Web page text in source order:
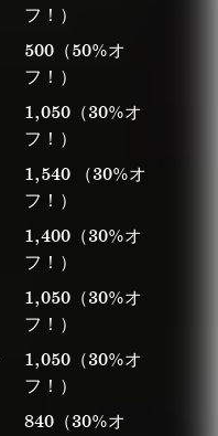
フ！）
500（50%オ
フ！）
1,050（30%オ
フ！）
1,540 （30%オ
フ！）
1,400（30%オ
フ！）
1,050（30%オ
フ！）
1,050（30%オ
フ！）
840（30%オ